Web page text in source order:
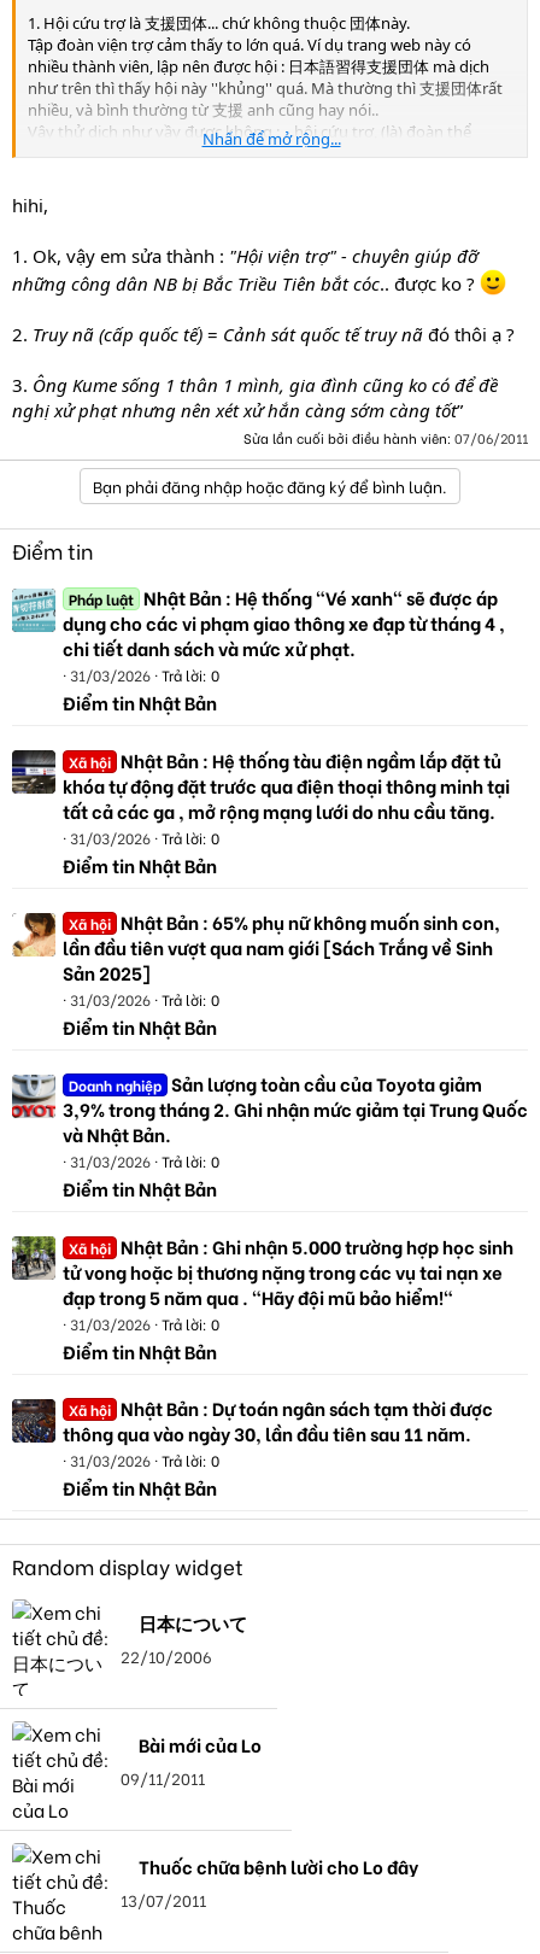
1. Hội cứu trợ là 支援団体... chứ không thuộc 団体này.
Tập đoàn viện trợ cảm thấy to lớn quá. Ví dụ trang web này có
nhiều thành viên, lập nên được hội : 日本語習得支援団体 mà dịch
như trên thì thấy hội này ''khủng'' quá. Mà thường thì 支援団体rất
nhiều, và bình thường từ 支援 anh cũng hay nói..
Vậy thử dịch như vầy được không : ...hội cứu trợ, (là) đoàn thể
chuyên giúp đỡ...
2. 国際手配 = tội phạm bị cảnh sát quốc tế truy nã
Thấy vẫn dịch sát được chứ không cần vòng vo như vầy :
国際指名手配 : Truy nã (cấp) quốc tế hoặc đại loại như vậy.
nên'' thì dể hiểu hơn.
Nhấn để mở rộng...
hihi,
1. Ok, vậy em sửa thành : "Hội viện trợ" - chuyên giúp đỡ
những công dân NB bị Bắc Triều Tiên bắt cóc.. được ko ?
2. Truy nã (cấp quốc tế) = Cảnh sát quốc tế truy nã đó thôi ạ ?
3. Ông Kume sống 1 thân 1 mình, gia đình cũng ko có để đề
nghị xử phạt nhưng nên xét xử hắn càng sớm càng tốt”
Sửa lần cuối bởi điều hành viên: 07/06/2011
Bạn phải đăng nhập hoặc đăng ký để bình luận.
Điểm tin
Pháp luật Nhật Bản : Hệ thống "Vé xanh" sẽ được áp
dụng cho các vi phạm giao thông xe đạp từ tháng 4 ,
chi tiết danh sách và mức xử phạt.
31/03/2026 Trả lời: 0
Điểm tin Nhật Bản
Xã hội Nhật Bản : Hệ thống tàu điện ngầm lắp đặt tủ
khóa tự động đặt trước qua điện thoại thông minh tại
tất cả các ga , mở rộng mạng lưới do nhu cầu tăng.
31/03/2026 Trả lời: 0
Điểm tin Nhật Bản
Xã hội Nhật Bản : 65% phụ nữ không muốn sinh con,
lần đầu tiên vượt qua nam giới [Sách Trắng về Sinh
Sản 2025]
31/03/2026 Trả lời: 0
Điểm tin Nhật Bản
Doanh nghiệp Sản lượng toàn cầu của Toyota giảm
3,9% trong tháng 2. Ghi nhận mức giảm tại Trung Quốc
và Nhật Bản.
31/03/2026 Trả lời: 0
Điểm tin Nhật Bản
Xã hội Nhật Bản : Ghi nhận 5.000 trường hợp học sinh
tử vong hoặc bị thương nặng trong các vụ tai nạn xe
đạp trong 5 năm qua . "Hãy đội mũ bảo hiểm!"
31/03/2026 Trả lời: 0
Điểm tin Nhật Bản
Xã hội Nhật Bản : Dự toán ngân sách tạm thời được
thông qua vào ngày 30, lần đầu tiên sau 11 năm.
31/03/2026 Trả lời: 0
Điểm tin Nhật Bản
Random display widget
日本について
22/10/2006
Bài mới của Lo
09/11/2011
Thuốc chữa bệnh lười cho Lo đây
13/07/2011